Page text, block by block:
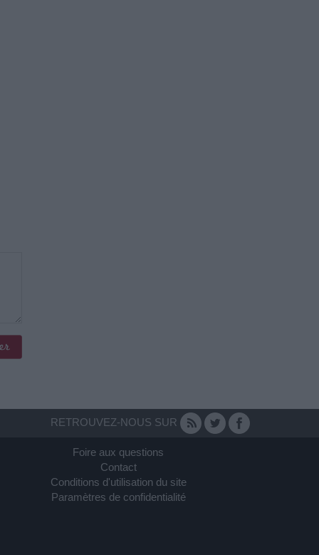
RETROUVEZ-NOUS SUR
Foire aux questions
Contact
Conditions d'utilisation du site
Paramètres de confidentialité